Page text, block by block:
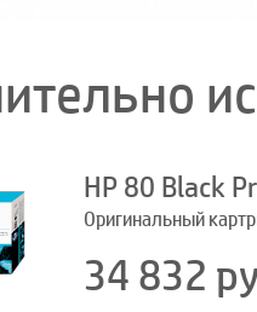
HP 80 Black
Оригинальный
34 832